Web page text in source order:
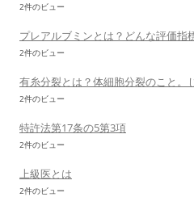
2件のビュー
プレアルブミンとは？どんな評価指
2件のビュー
有糸分裂とは？体細胞分裂のこと。
2件のビュー
特許法第17条の5第3項
2件のビュー
上級医とは
2件のビュー